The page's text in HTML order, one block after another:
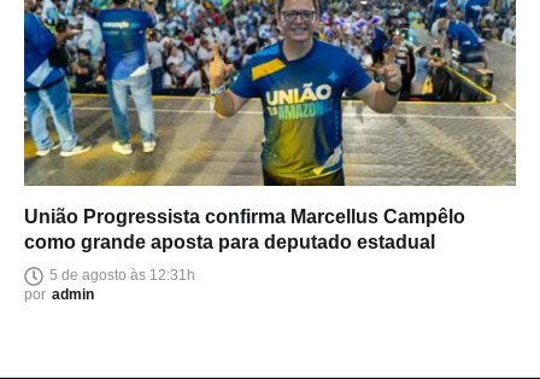
União Progressista confirma Marcellus Campêlo
como grande aposta para deputado estadual
5 de agosto às 12:31h
por admin